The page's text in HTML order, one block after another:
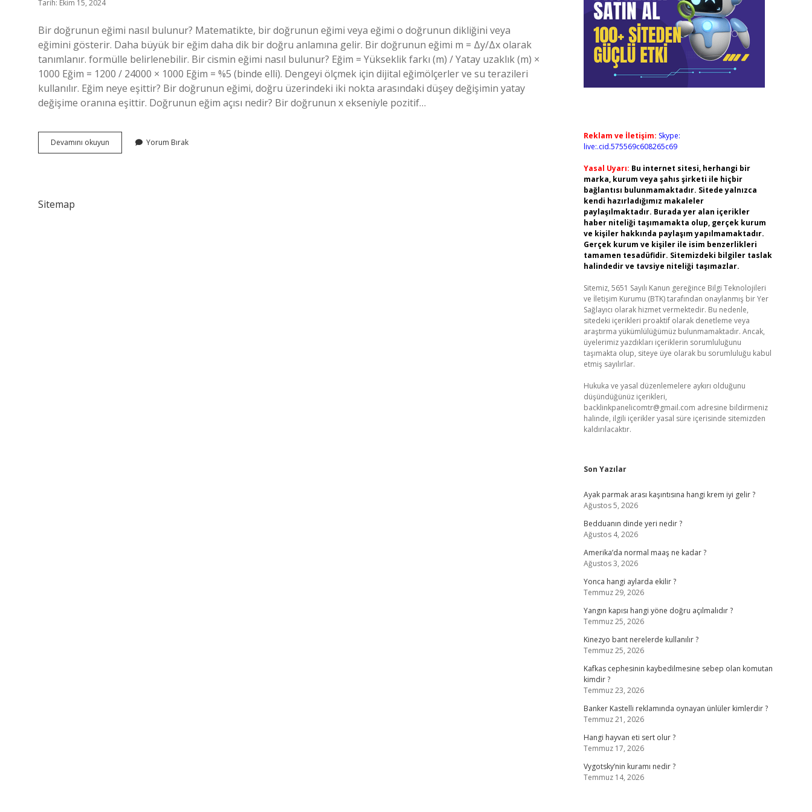
Tarih: Ekim 15, 2024
Bir doğrunun eğimi nasıl bulunur? Matematikte, bir doğrunun eğimi veya eğimi o doğrunun dikliğini veya
eğimini gösterir. Daha büyük bir eğim daha dik bir doğru anlamına gelir. Bir doğrunun eğimi m = Δy/Δx olarak
tanımlanır. formülle belirlenebilir. Bir cismin eğimi nasıl bulunur? Eğim = Yükseklik farkı (m) / Yatay uzaklık (m) ×
1000 Eğim = 1200 / 24000 × 1000 Eğim = %5 (binde elli). Dengeyi ölçmek için dijital eğimölçerler ve su terazileri
kullanılır. Eğim neye eşittir? Bir doğrunun eğimi, doğru üzerindeki iki nokta arasındaki düşey değişimin yatay
değişime oranına eşittir. Doğrunun eğim açısı nedir? Bir doğrunun x ekseniyle pozitif…
Devamını okuyun
Doğrunun
Yorum Bırak
Sitemap
Reklam ve İletişim: Skype:
live:.cid.575569c608265c69
Yasal Uyarı: Bu internet sitesi, herhangi bir
marka, kurum veya şahıs şirketi ile hiçbir
bağlantısı bulunmamaktadır. Sitede yalnızca
kendi hazırladığımız makaleler
paylaşılmaktadır. Burada yer alan içerikler
haber niteliği taşımamakta olup, gerçek kurum
ve kişiler hakkında paylaşım yapılmamaktadır.
Gerçek kurum ve kişiler ile isim benzerlikleri
tamamen tesadüfidir. Sitemizdeki bilgiler taslak
halindedir ve tavsiye niteliği taşımazlar.
Sitemiz, 5651 Sayılı Kanun gereğince Bilgi Teknolojileri
ve İletişim Kurumu (BTK) tarafından onaylanmış bir Yer
Sağlayıcı olarak hizmet vermektedir. Bu nedenle,
sitedeki içerikleri proaktif olarak denetleme veya
araştırma yükümlülüğümüz bulunmamaktadır. Ancak,
üyelerimiz yazdıkları içeriklerin sorumluluğunu
taşımakta olup, siteye üye olarak bu sorumluluğu kabul
etmiş sayılırlar.
Hukuka ve yasal düzenlemelere aykırı olduğunu
düşündüğünüz içerikleri,
backlinkpanelicomtr@gmail.com adresine bildirmeniz
halinde, ilgili içerikler yasal süre içerisinde sitemizden
kaldırılacaktır.
Son Yazılar
Ayak parmak arası kaşıntısına hangi krem iyi gelir ?
Ağustos 5, 2026
Bedduanın dinde yeri nedir ?
Ağustos 4, 2026
Amerika’da normal maaş ne kadar ?
Ağustos 3, 2026
Yonca hangi aylarda ekilir ?
Temmuz 29, 2026
Yangın kapısı hangi yöne doğru açılmalıdır ?
Temmuz 25, 2026
Kinezyo bant nerelerde kullanılır ?
Temmuz 25, 2026
Kafkas cephesinin kaybedilmesine sebep olan komutan
kimdir ?
Temmuz 23, 2026
Banker Kastelli reklamında oynayan ünlüler kimlerdir ?
Temmuz 21, 2026
Hangi hayvan eti sert olur ?
Temmuz 17, 2026
Vygotsky’nin kuramı nedir ?
Temmuz 14, 2026